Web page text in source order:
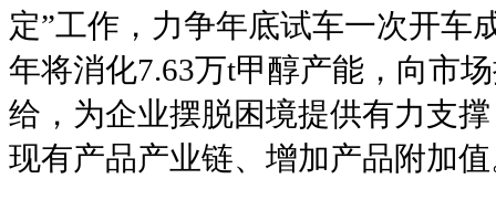
定”工作，力争年底试车一次开车
年将消化7.63万t甲醇产能，向市
给，为企业摆脱困境提供有力支
现有产品产业链、增加产品附加